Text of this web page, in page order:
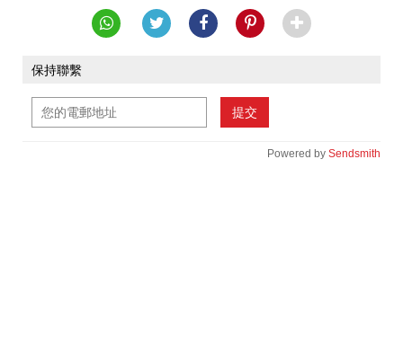
保持聯繫
提交
Powered by Sendsmith